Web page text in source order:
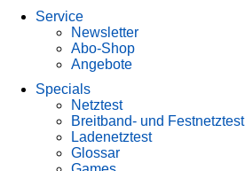
Service
Newsletter
Abo-Shop
Angebote
Specials
Netztest
Breitband- und Festnetztest
Ladenetztest
Glossar